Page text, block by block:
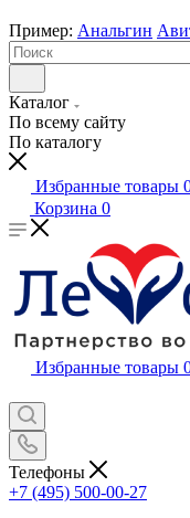
Пример: Анальгин
Каталог
По всему сайту
По каталогу
Избранные товары
Корзина 0
Избранные товары
Телефоны
+7 (495) 500-00-27